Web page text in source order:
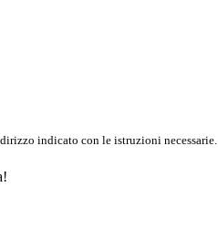
indicato con le istruzioni necessarie.